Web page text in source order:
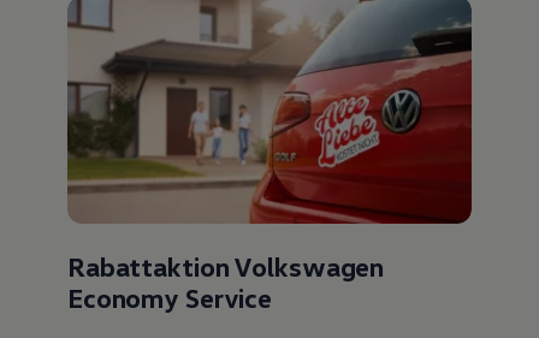
Rabattaktion Volkswagen
Economy Service